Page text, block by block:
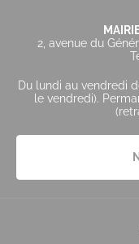
2, avenue du
Du lundi au vendredi
le vendredi).